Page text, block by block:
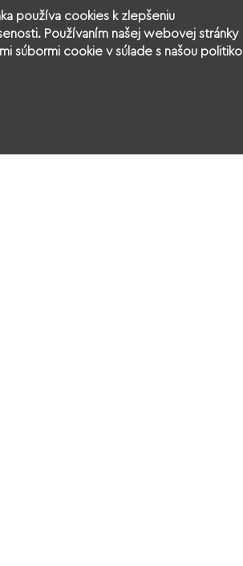
používa cookies k zlepšeniu
Používaním našej webovej stránky
súbormi cookie v súlade s našou